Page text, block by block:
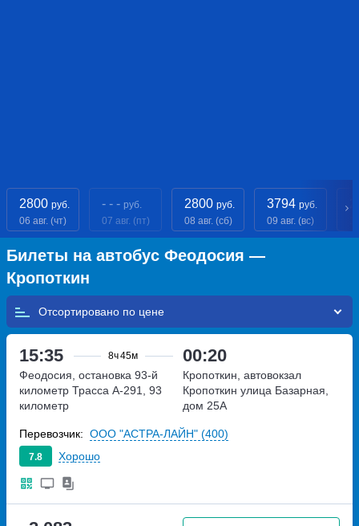
2800 руб.
06 авг. (чт)
- - - руб.
07 авг. (пт)
2800 руб.
08 авг. (сб)
3794 руб.
09 авг. (вс)
Билеты на автобус Феодосия —
Кропоткин
Отсортировано по
15:35 8ч45м 00:20
Феодосия, остановка 93-й
километр Трасса А-291, 93
километр
Кропоткин, автовокзал
Кропоткин улица Базарная,
дом 25А
7.8 Хорошо
Перевозчик: ООО "АСТРА-ЛАЙН" (400)